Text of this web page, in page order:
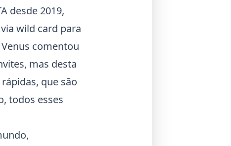
desde 2019,
wild card para
comentou
mas desta
que são
todos esses